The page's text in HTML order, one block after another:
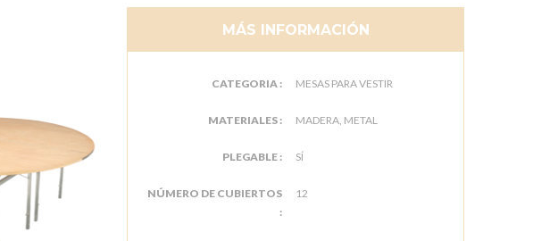
MÁS INFORMACIÓN
CATEGORIA : MESAS PARA VESTIR
MATERIALES : MADERA, METAL
PLEGABLE : SÍ
NÚMERO DE CUBIERTOS
:
12